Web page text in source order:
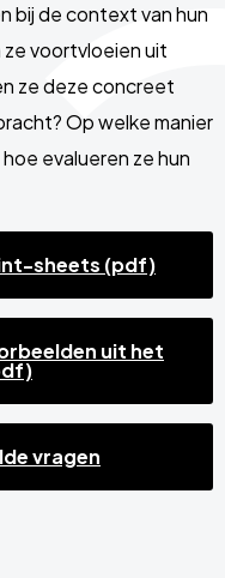
bij de context van hun
voortvloeien uit
ze deze concreet
Op welke manier
evalueren ze hun
sheets (pdf)
uit het
vragen